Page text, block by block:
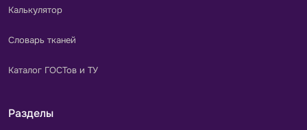
Калькулятор
Словарь тканей
Каталог ГОСТов и ТУ
Разделы